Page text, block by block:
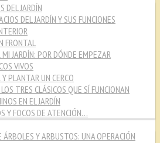
DEL JARDÍN
DEL JARDÍN Y SUS FUNCIONES
FRONTAL
MI JARDÍN: POR DÓNDE EMPEZAR
VIVOS
Y PLANTAR UN CERCO
TRES CLÁSICOS QUE SÍ FUNCIONAN
EN EL JARDÍN
Y FOCOS DE ATENCIÓN…
ÁRBOLES Y ARBUSTOS: UNA OPERACIÓN